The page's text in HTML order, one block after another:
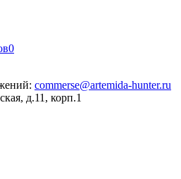
0
commerse@artemida-hunter.ru
д.11, корп.1